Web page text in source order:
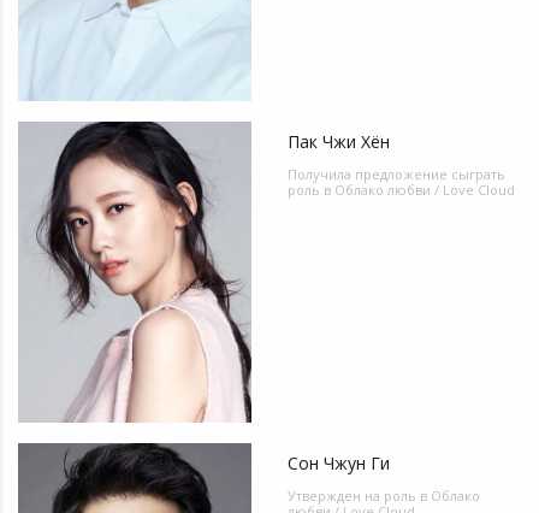
Пак Чжи Хён
Получила предложение сыграть
роль в Облако любви / Love Cloud
Сон Чжун Ги
Утвержден на роль в Облако